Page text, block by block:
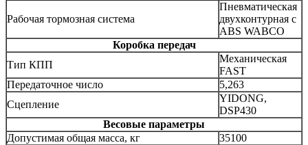
Рабочая тормозная система
Пневматическая
двухконтурная с
ABS WABCO
Коробка передач
Тип КПП
Механическая
FAST
Передаточное число
5,263
Сцепление
YIDONG,
DSP430
Весовые параметры
Допустимая общая масса, кг
35100